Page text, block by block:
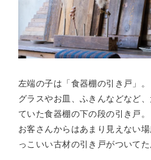
左端の子は「食器棚の引き戸」。
グラスやお皿、ふきんなどなど
ていた食器棚の下の段の引き戸。
お客さんからはあまり見えない
っこいい古材の引き戸がついて